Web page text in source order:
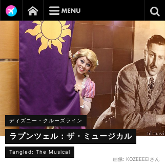
ディズニー・クルーズライン
ラプンツェル：ザ・ミュージカル
Tangled: The Musical
画像: KOZEEEEIさん